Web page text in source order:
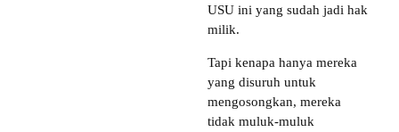
USU ini yang sudah jadi hak
milik.
Tapi kenapa hanya mereka
yang disuruh untuk
mengosongkan, mereka
tidak muluk-muluk